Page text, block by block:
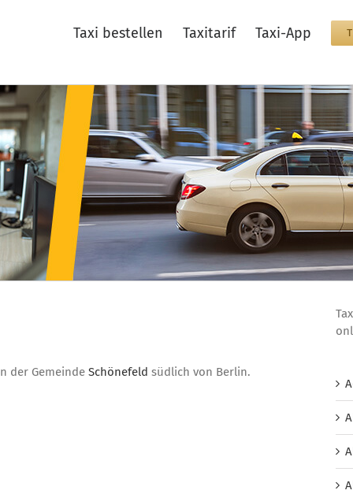
Taxi bestellen Taxitarif Taxi-App
der Gemeinde Schönefeld südlich von Berlin.